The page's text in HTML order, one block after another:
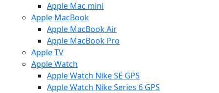
Apple Mac mini
Apple MacBook
Apple MacBook Air
Apple MacBook Pro
Apple TV
Apple Watch
Apple Watch Nike SE GPS
Apple Watch Nike Series 6 GPS